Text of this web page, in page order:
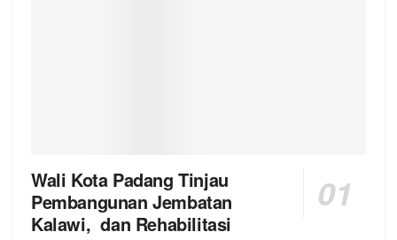
Wali Kota Padang Tinjau
Pembangunan Jembatan
Kalawi, dan Rehabilitasi